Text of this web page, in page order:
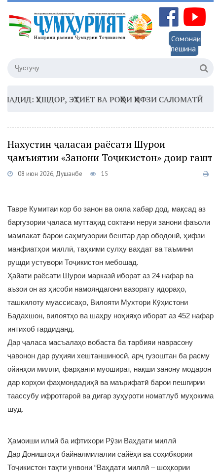
Сомонаи
пешина
ҲУШДОР, ЭҲТИЁТ ВА РОҲҲОИ ҲИФЗИ САЛОМАТӢ
Нахустин ҷаласаи раёсати Шурои
ҷамъиятии «Занони Тоҷикистон» доир гашт
08 июн 2026, Душанбе 15
Тавре Кумитаи кор бо занон ва оила хабар дод, мақсад аз
баргузории ҷаласа муттаҳид сохтани неруи занони фаъоли
мамлакат барои саҳмгузории бештар дар ободонӣ, ҳифзи
манфиатҳои миллӣ, таҳкими сулҳу ваҳдат ва таъмини
рушди устувори Тоҷикистон мебошад.
Ҳайати раёсати Шурои марказӣ иборат аз 24 нафар ва
аъзои он аз ҳисоби намояндагони вазорату идораҳо,
ташкилоту муассисаҳо, Вилояти Мухтори Кӯҳистони
Бадахшон, вилоятҳо ва шаҳру ноҳияҳо иборат аз 452 нафар
интихоб гардиданд.
Дар ҷаласа масъалаҳо вобаста ба тарбияи наврасону
ҷавонон дар руҳияи хештаншиносӣ, арҷ гузоштан ба расму
ойинҳои миллӣ, фарҳанги муошират, нақши занону модарон
дар корҳои фаҳмондадиҳӣ ва маърифатӣ барои пешгирии
таассубу ифротгароӣ ва дигар зуҳуроти номатлуб муҳокима
шуд.
Ҳамоиши илмӣ ба ифтихори Рӯзи Ваҳдати миллӣ
Дар Донишгоҳи байналмилалии сайёҳӣ ва соҳибкории
Тоҷикистон таҳти унвони “Ваҳдати миллӣ – шоҳкории